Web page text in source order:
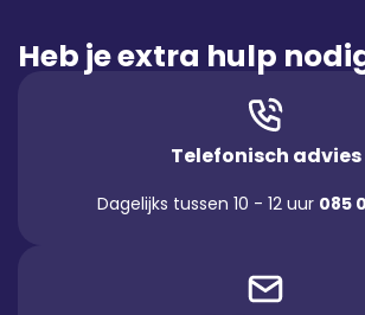
Heb je extra hulp
Telefonisch advies
Dagelijks tussen 10 - 12 uur 085